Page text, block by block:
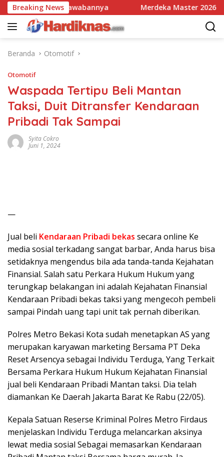
Langsung
ke
konten
Breaking News
Ini Jawabannya Merdeka Master 2026
Beranda Otomotif
Otomotif
Waspada Tertipu Beli Mantan
Taksi, Duit Ditransfer Kendaraan
Pribadi Tak Sampai
Syita Cokro
Juni 1, 2024
—
Jual beli Kendaraan Pribadi bekas secara online Ke
media sosial terkadang sangat barbar, Anda harus bisa
setidaknya mengendus bila ada tanda-tanda Kejahatan
Finansial. Salah satu Perkara Hukum Hukum yang
terungkap belakangan ini adalah Kejahatan Finansial
Kendaraan Pribadi bekas taksi yang mengecoh pembeli
sampai Pindah uang tapi unit tak pernah diberikan.
Polres Metro Bekasi Kota sudah menetapkan AS yang
merupakan karyawan marketing Bersama PT Deka
Reset Arsencya sebagai Individu Terduga, Yang Terkait
Bersama Perkara Hukum Hukum Kejahatan Finansial
jual beli Kendaraan Pribadi Mantan taksi. Dia telah
diamankan Ke Daerah Jakarta Barat Ke Rabu (22/05).
Kepala Satuan Reserse Kriminal Polres Metro Firdaus
menjelaskan Individu Terduga melancarkan aksinya
lewat media sosial Sebagai memasarkan Kendaraan